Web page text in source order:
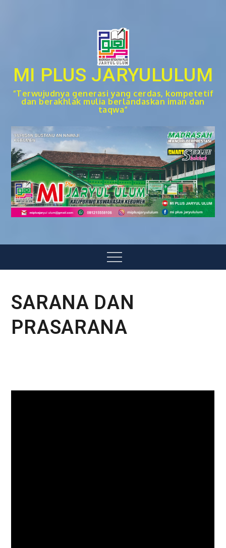
MI PLUS JARYULULUM
“Terwujudnya generasi yang cerdas, kompetetif
dan berakhlak mulia berlandaskan iman dan
taqwa”
Menu
SARANA DAN
PRASARANA